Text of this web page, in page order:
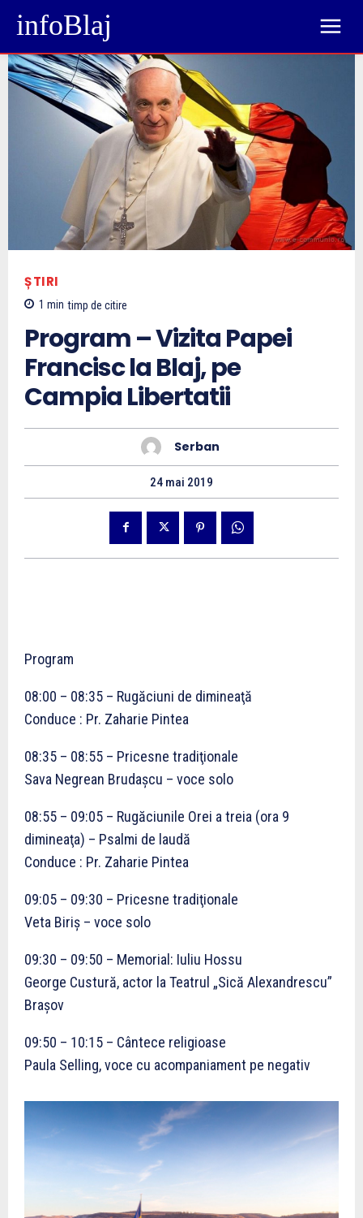
infoBlaj
ȘTIRI
1 min timp de citire
Program – Vizita Papei
Francisc la Blaj, pe
Campia Libertatii
Serban
24 mai 2019
Program
08:00 – 08:35 – Rugăciuni de dimineaţă
Conduce : Pr. Zaharie Pintea
08:35 – 08:55 – Pricesne tradiţionale
Sava Negrean Brudaşcu – voce solo
08:55 – 09:05 – Rugăciunile Orei a treia (ora 9
dimineaţa) – Psalmi de laudă
Conduce : Pr. Zaharie Pintea
09:05 – 09:30 – Pricesne tradiţionale
Veta Biriş – voce solo
09:30 – 09:50 – Memorial: Iuliu Hossu
George Custură, actor la Teatrul „Sică Alexandrescu”
Braşov
09:50 – 10:15 – Cântece religioase
Paula Selling, voce cu acompaniament pe negativ